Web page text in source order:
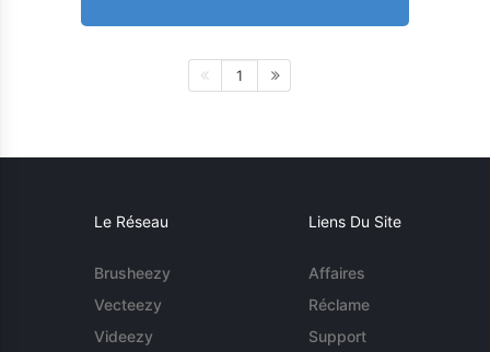
1
Le Réseau
Brusheezy
Vecteezy
Videezy
Liens Du Site
Affaires
Réclame
Support